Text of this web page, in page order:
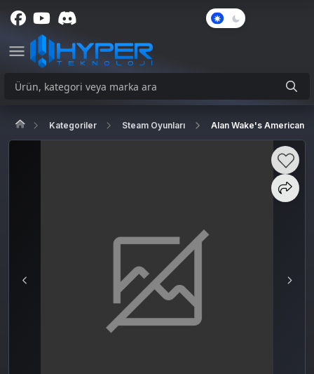
Kategoriler Steam Oyunları Alan Wake's American